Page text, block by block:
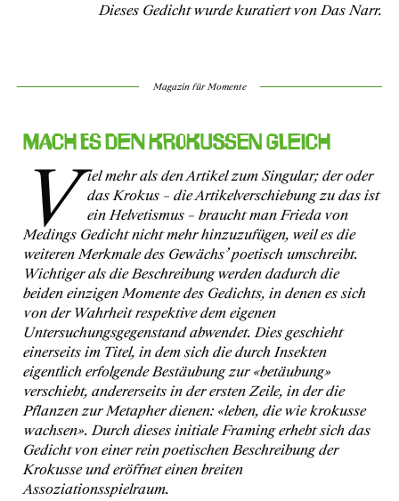
Dieses Gedicht wurde kuratiert von Das Narr.
Magazin für Momente
Mach es den Krokussen gleich
V iel mehr als den Artikel zum Singular; der oder
das Krokus – die Artikelverschiebung zu das ist
ein Helvetismus – braucht man Frieda von
Medings Gedicht nicht mehr hinzuzufügen, weil es die
weiteren Merkmale des Gewächs’ poetisch umschreibt.
Wichtiger als die Beschreibung werden dadurch die
beiden einzigen Momente des Gedichts, in denen es sich
von der Wahrheit respektive dem eigenen
Untersuchungsgegenstand abwendet. Dies geschieht
einerseits im Titel, in dem sich die durch Insekten
eigentlich erfolgende Bestäubung zur«betäubung»
verschiebt, andererseits in der ersten Zeile, in der die
Pflanzen zur Metapher dienen: «leben, die wie krokusse
wachsen». Durch dieses initiale Framing erhebt sich das
Gedicht von einer rein poetischen Beschreibung der
Krokusse und eröffnet einen breiten
Assoziationsspielraum.